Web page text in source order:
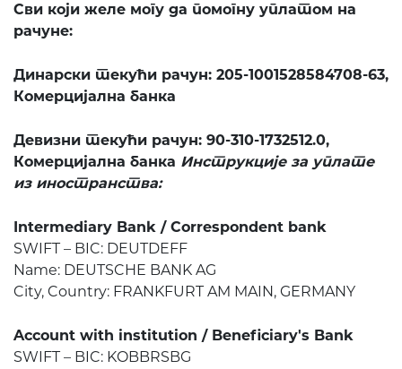
Сви који желе могу да помогну уплатом на
рачуне:
Динарски текући рачун: 205-1001528584708-63,
Комерцијална банка
Девизни текући рачун: 90-310-1732512.0,
Комерцијална банка Инструкције за уплатe
из иностранства:
Intermediary Bank / Correspondent bank
SWIFT – BIC: DEUTDEFF
Name: DEUTSCHE BANK AG
City, Country: FRANKFURT AM MAIN, GERMANY
Account with institution / Beneficiary's Bank
SWIFT – BIC: KOBBRSBG